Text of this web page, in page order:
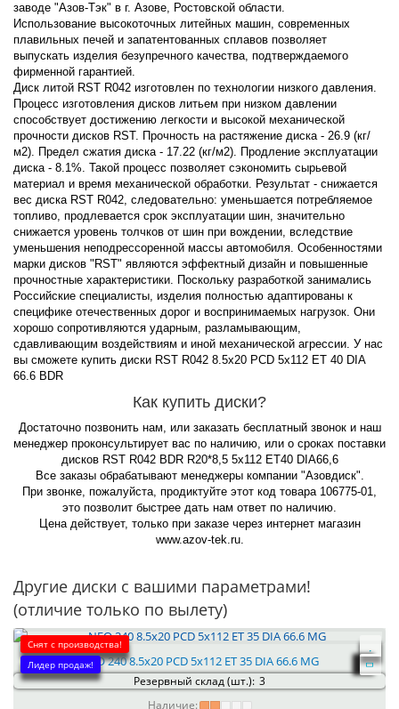
заводе "Азов-Тэк" в г. Азове, Ростовской области.
Использование высокоточных литейных машин, современных
плавильных печей и запатентованных сплавов позволяет
выпускать изделия безупречного качества, подтверждаемого
фирменной гарантией.
Диск литой RST R042 изготовлен по технологии низкого давления.
Процесс изготовления дисков литьем при низком давлении
способствует достижению легкости и высокой механической
прочности дисков RST. Прочность на растяжение диска - 26.9 (кг/
м2). Предел сжатия диска - 17.22 (кг/м2). Продление эксплуатации
диска - 8.1%. Такой процесс позволяет сэкономить сырьевой
материал и время механической обработки. Результат - снижается
вес диска RST R042, следовательно: уменьшается потребляемое
топливо, продлевается срок эксплуатации шин, значительно
снижается уровень толчков от шин при вождении, вследствие
уменьшения неподрессоренной массы автомобиля. Особенностями
марки дисков "RST" являются эффектный дизайн и повышенные
прочностные характеристики. Поскольку разработкой занимались
Российские специалисты, изделия полностью адаптированы к
специфике отечественных дорог и воспринимаемых нагрузок. Они
хорошо сопротивляются ударным, разламывающим,
сдавливающим воздействиям и иной механической агрессии. У нас
вы сможете купить диски RST R042 8.5x20 PCD 5x112 ET 40 DIA
66.6 BDR
Как купить диски?
Достаточно позвонить нам, или заказать бесплатный звонок и наш
менеджер проконсультирует вас по наличию, или о сроках поставки
дисков RST R042 BDR R20*8,5 5x112 ET40 DIA66,6
Все заказы обрабатывают менеджеры компании "Азовдиск".
При звонке, пожалуйста, продиктуйте этот код товара 106775-01,
это позволит быстрее дать нам ответ по наличию.
Цена действует, только при заказе через интернет магазин
www.azov-tek.ru.
Другие диски с вашими параметрами!
(отличие только по вылету)
Снят с производства!
Лидер продаж!NEO 240 8.5x20 PCD 5x112 ET 35 DIA 66.6 MG
Резервный склад (шт.): 3
Наличие: